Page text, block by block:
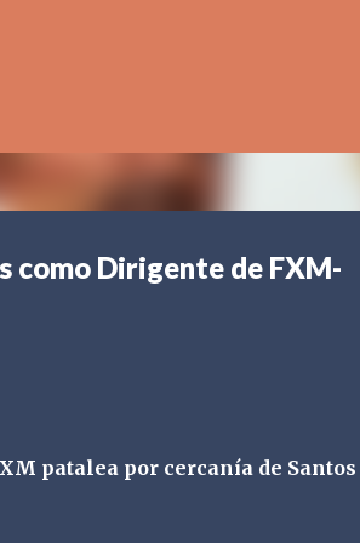
como Dirigente de FXM-
patalea por cercanía de Santos